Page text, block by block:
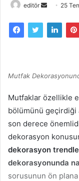
editör
Bir
posta
25
Mutfak
Mutfaklar özellikle
bölümünü geçirdiği
son derece
dekorasyon
dekorasyon
dekorasyonunda
sorusunun ön plana